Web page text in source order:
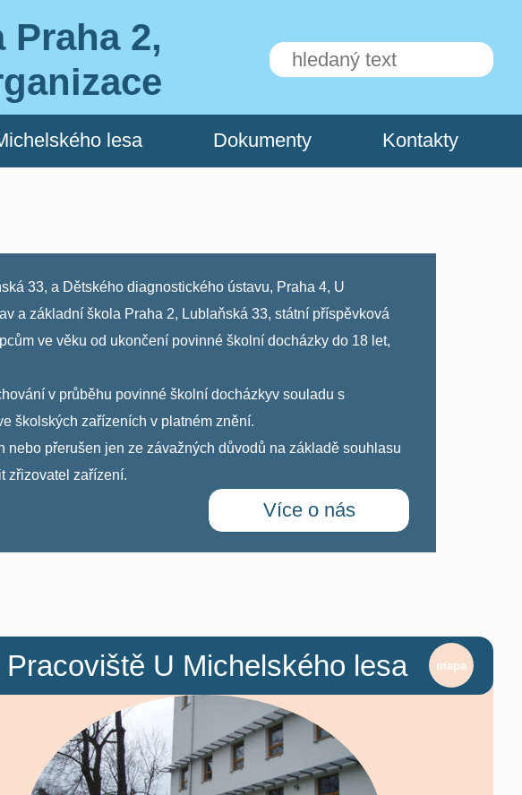
2,
lesa Dokumenty Kontakty
33, a Dětského diagnostického ústavu, Praha 4, U
a základní škola Praha 2, Lublaňská 33, státní příspěvková
ve věku od ukončení povinné školní docházky do 18 let,
v průběhu povinné školní docházkyv souladu s
školských zařízeních v platném znění.
přerušen jen ze závažných důvodů na základě souhlasu
zřizovatel zařízení.
Více o nás
Pracoviště U Michelského lesa mapa